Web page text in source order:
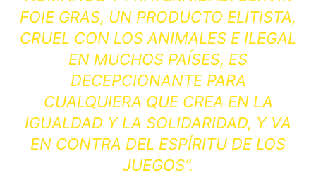
FOIE GRAS, UN PRODUCTO ELITISTA,
CRUEL CON LOS ANIMALES E ILEGAL
EN MUCHOS PAÍSES, ES
DECEPCIONANTE PARA
CUALQUIERA QUE CREA EN LA
IGUALDAD Y LA SOLIDARIDAD, Y VA
EN CONTRA DEL ESPÍRITU DE LOS
JUEGOS”.